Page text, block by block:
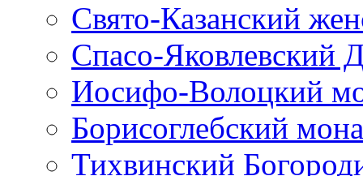
Свято-Казанский
Спасо-Яковлевский
Иосифо-Волоцкий
Борисоглебский
Тихвинский